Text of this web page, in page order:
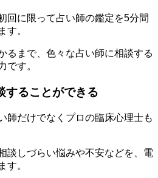
回に限って占い師の鑑定を5分間
す。
るまで、色々な占い師に相談する
です。
することができる
師だけでなくプロの臨床心理士も
談しづらい悩みや不安などを、電
す。